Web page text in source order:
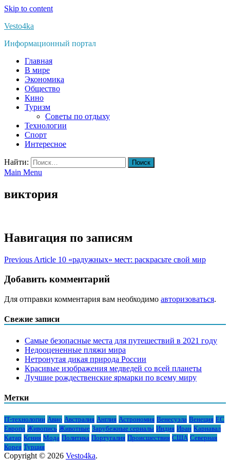
Skip to content
Vesto4ka
Информационный портал
Главная
В мире
Экономика
Общество
Кино
Туризм
Советы по отдыху
Технологии
Спорт
Интересное
Найти:
Main Menu
виктория
Навигация по записям
Previous Article 10 «радужных» мест: раскрасьте свой мир
Добавить комментарий
Для отправки комментария вам необходимо авторизоваться.
Свежие записи
Самые безопасные места для путешествий в 2021 году
Недооцененные пляжи мира
Нетронутая дикая природа России
Красивые изображения медведей со всей планеты
Лучшие рождественские ярмарки по всему миру
Метки
IT-технологии Авио Австралия Англия Астрономия Венесуэла Венеция ЕС
Европа Живопись Животные Зарубежные сериалы Индия Иран Карнавал
Катар Кения Мода Политика Португалия Происшествия США Северная
Корея Турция
Copyright © 2026 Vesto4ka.